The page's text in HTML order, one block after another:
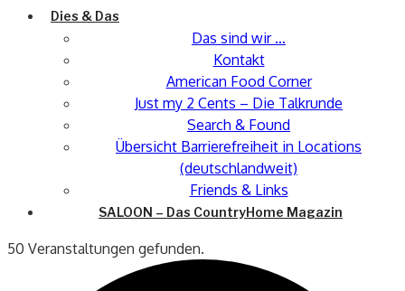
Dies & Das
Das sind wir …
Kontakt
American Food Corner
Just my 2 Cents – Die Talkrunde
Search & Found
Übersicht Barrierefreiheit in Locations
(deutschlandweit)
Friends & Links
SALOON – Das CountryHome Magazin
50 Veranstaltungen gefunden.